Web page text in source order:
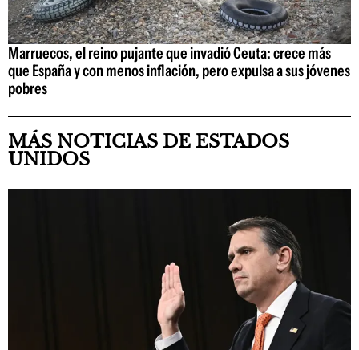
Marruecos, el reino pujante que invadió Ceuta: crece más
que España y con menos inflación, pero expulsa a sus jóvenes
pobres
MÁS NOTICIAS DE ESTADOS
UNIDOS